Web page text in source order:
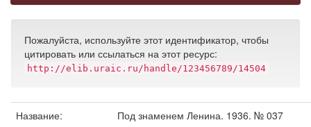
Пожалуйста, используйте этот идентификатор, чтобы
цитировать или ссылаться на этот ресурс:
http://elib.uraic.ru/handle/123456789/14504
Название:
Под знаменем Ленина. 1936. № 037